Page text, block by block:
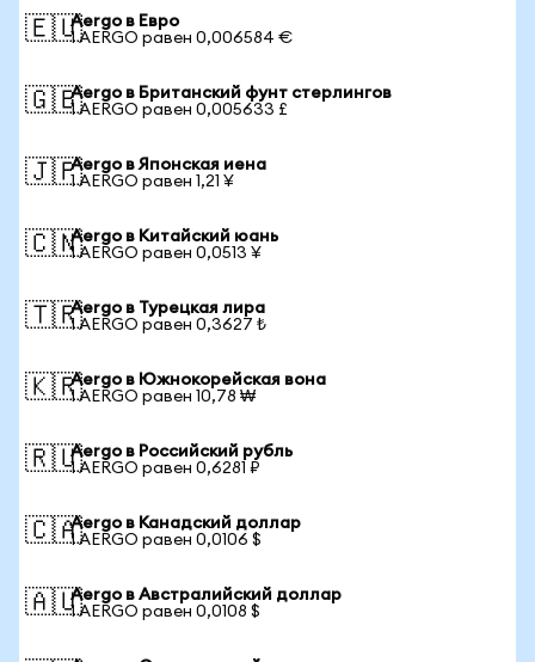
🇪🇺Aergo в Евро
1 AERGO равен 0,006584 €
🇬🇧Aergo в Британский фунт стерлингов
1 AERGO равен 0,005633 £
🇯🇵Aergo в Японская иена
1 AERGO равен 1,21 ¥
🇨🇳Aergo в Китайский юань
1 AERGO равен 0,0513 ¥
🇹🇷Aergo в Турецкая лира
1 AERGO равен 0,3627 ₺
🇰🇷Aergo в Южнокорейская вона
1 AERGO равен 10,78 ₩
🇷🇺Aergo в Российский рубль
1 AERGO равен 0,6281 ₽
🇨🇦Aergo в Канадский доллар
1 AERGO равен 0,0106 $
🇦🇺Aergo в Австралийский доллар
1 AERGO равен 0,0108 $